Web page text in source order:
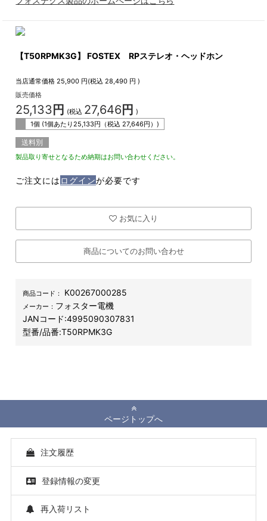
【T50RPMK3G】 FOSTEX RPステレオ・ヘッドホン
当店通常価格 25,900 円(税込 28,490 円 )
販売価格
25,133 円 (税込 27,646円 )
1個 (1個あたり 25,133円（税込 27,646円）)
送料別
製品取り寄せとなるため納期はお問い合わせください。
ご注文には ログインが必要です
お気に入り
商品についてのお問い合わせ
商品コード： K00267000285
メーカー： フォスター電機
JANコード:4995090307831
型番/品番:T50RPMK3G
ページトップへ
注文履歴
登録情報の変更
再入荷リスト